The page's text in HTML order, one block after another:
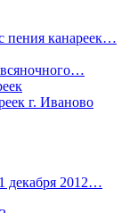
пения канареек…
г. Иваново
декабря 2012…